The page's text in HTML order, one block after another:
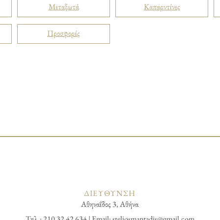
Μεταξωτά
Προσφορές
Καπαρντίνες
ΔΙΕΥΘΥΝΣΗ
Αθηναΐδος 3, Αθήνα